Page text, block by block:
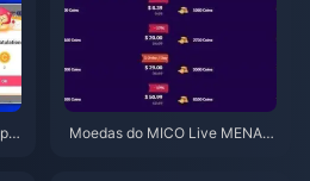
Moedas do MICO Live MENA a